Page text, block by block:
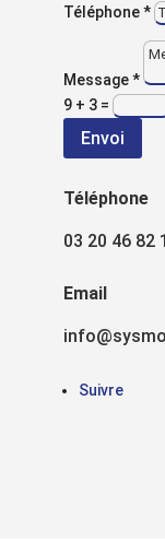
Téléphone *
Message *
9 + 3 =
Envoi
Téléphone
03 20 46 82
Email
Suivre